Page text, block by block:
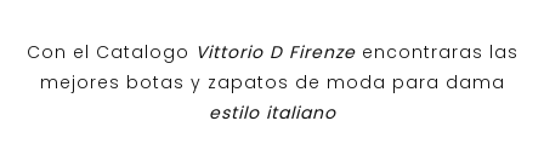
Con el Catalogo Vittorio D Firenzeencontraras las
mejores botas y zapatos de moda para dama
estilo italiano